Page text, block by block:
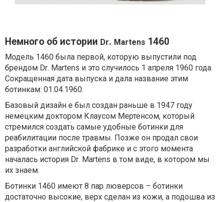
Немного об истории Dr. Martens 1460
Модель 1460 была первой, которую выпустили под
брендом Dr. Martens и это случилось 1 апреля 1960 года.
Сокращенная дата выпуска и дала название этим
ботинкам: 01.04.1960.
Базовый дизайн е был создан раньше в 1947 году
немецким доктором Клаусом Мертенсом, который
стремился создать самые удобные ботинки для
реабилитации после травмы. Позже он продал свои
разработки английской фабрике и с этого момента
началась история Dr. Martens в том виде, в котором мы
их знаем.
Ботинки 1460 имеют 8 пар люверсов – ботинки
достаточно высокие, верх сделан из кожи, а подошва из